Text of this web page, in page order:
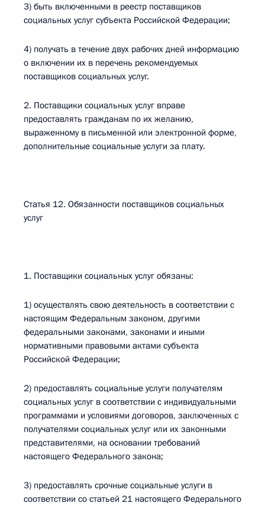
3) быть включенными в реестр поставщиков
социальных услуг субъекта Российской Федерации;
4) получать в течение двух рабочих дней информацию
о включении их в перечень рекомендуемых
поставщиков социальных услуг.
2. Поставщики социальных услуг вправе
предоставлять гражданам по их желанию,
выраженному в письменной или электронной форме,
дополнительные социальные услуги за плату.
Статья 12. Обязанности поставщиков социальных
услуг
1. Поставщики социальных услуг обязаны:
1) осуществлять свою деятельность в соответствии с
настоящим Федеральным законом, другими
федеральными законами, законами и иными
нормативными правовыми актами субъекта
Российской Федерации;
2) предоставлять социальные услуги получателям
социальных услуг в соответствии с индивидуальными
программами и условиями договоров, заключенных с
получателями социальных услуг или их законными
представителями, на основании требований
настоящего Федерального закона;
3) предоставлять срочные социальные услуги в
соответствии со статьей 21 настоящего Федерального